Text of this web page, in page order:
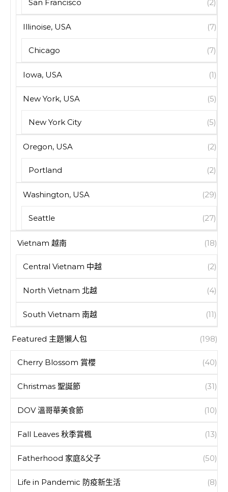
San Francisco (2)
Illinoise, USA (7)
Chicago (7)
Iowa, USA (1)
New York, USA (5)
New York City (5)
Oregon, USA (2)
Portland (2)
Washington, USA (29)
Seattle (27)
Vietnam 越南 (18)
Central Vietnam 中越 (2)
North Vietnam 北越 (4)
South Vietnam 南越 (11)
Featured 主題懶人包 (198)
Cherry Blossom 賞櫻 (40)
Christmas 聖誕節 (31)
DOV 溫哥華美食節 (10)
Fall Leaves 秋季賞楓 (13)
Fatherhood 家庭&父子 (50)
Life in Pandemic 防疫新生活 (8)